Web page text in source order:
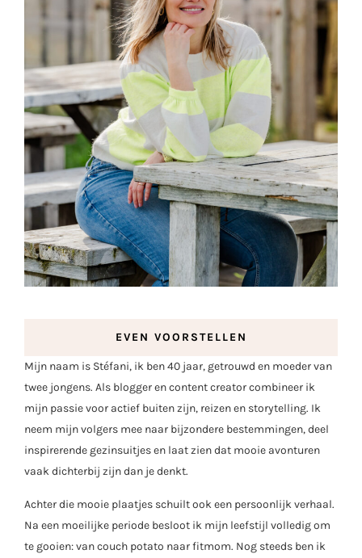
EVEN VOORSTELLEN
Mijn naam is Stéfani, ik ben 40 jaar, getrouwd en moeder van
twee jongens. Als blogger en content creator combineer ik
mijn passie voor actief buiten zijn, reizen en storytelling. Ik
neem mijn volgers mee naar bijzondere bestemmingen, deel
inspirerende gezinsuitjes en laat zien dat mooie avonturen
vaak dichterbij zijn dan je denkt.
Achter die mooie plaatjes schuilt ook een persoonlijk verhaal.
Na een moeilijke periode besloot ik mijn leefstijl volledig om
te gooien: van couch potato naar fitmom. Nog steeds ben ik